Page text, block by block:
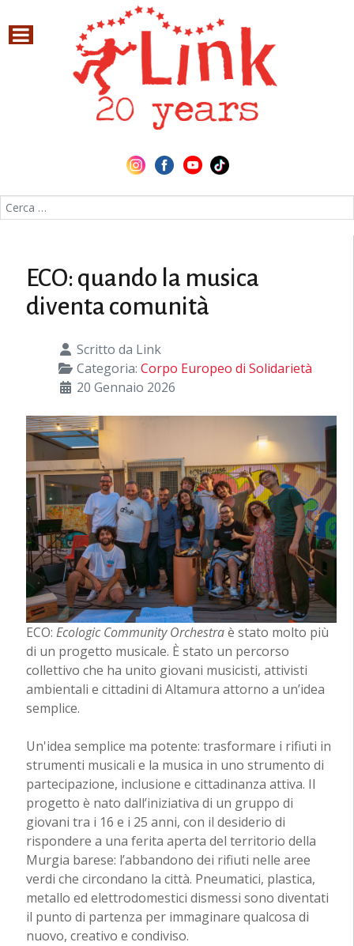
Cerca nel sito
ECO: quando la musica
diventa comunità
Scritto da Link
Categoria: Corpo Europeo di Solidarietà
20 Gennaio 2026
ECO: Ecologic Community Orchestraè stato molto più
di un progetto musicale. È stato un percorso
collettivo che ha unito giovani musicisti, attivisti
ambientali e cittadini di Altamura attorno a un’idea
semplice.
Un'idea semplice ma potente: trasformare i rifiuti in
strumenti musicali e la musica in uno strumento di
partecipazione, inclusione e cittadinanza attiva. Il
progetto è nato dall’iniziativa di un gruppo di
giovani tra i 16 e i 25 anni, con il desiderio di
rispondere a una ferita aperta del territorio della
Murgia barese: l’abbandono dei rifiuti nelle aree
verdi che circondano la città. Pneumatici, plastica,
metallo ed elettrodomestici dismessi sono diventati
il punto di partenza per immaginare qualcosa di
nuovo, creativo e condiviso.